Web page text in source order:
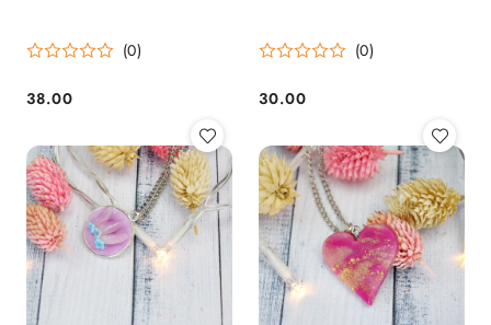
(0)
Cena:
38.00
(0)
Cena:
30.00